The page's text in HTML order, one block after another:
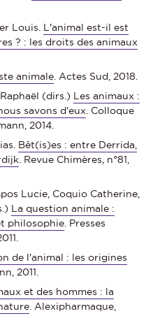
Louis. L'animal est-il est
? : les droits des animaux
animale. Actes Sud, 2018.
(dirs.) Les animaux :
savons d'eux. Colloque
2014.
Bêt(is)es : entre Derrida,
. Revue Chimères, n°81,
Lucie, Coquio Catherine,
La question animale :
philosophie. Presses
de l'animal : les origines
2011.
et des hommes : la
. Alexipharmaque,